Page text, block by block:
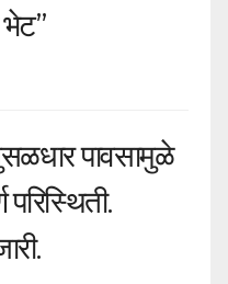
भेट”
पावसामुळे